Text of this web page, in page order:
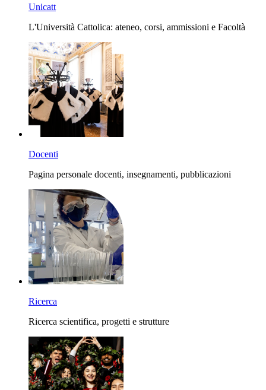
Unicatt
L'Università Cattolica: ateneo, corsi, ammissioni e Facoltà
Docenti
Pagina personale docenti, insegnamenti, pubblicazioni
Ricerca
Ricerca scientifica, progetti e strutture